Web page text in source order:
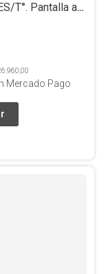
T°. Pantalla a
Mercado Pago